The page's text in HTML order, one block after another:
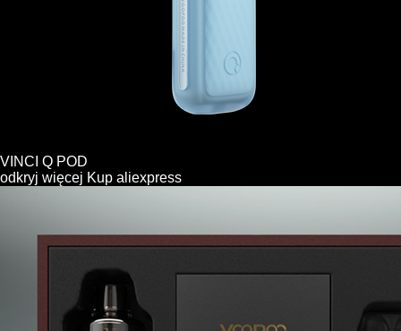
VINCI Q POD
odkryj więcej Kup aliexpress